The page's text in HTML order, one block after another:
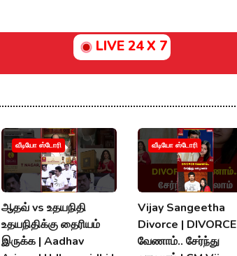
LIVE 24 X 7
வீடியோ ஸ்டோரி
ஆதவ் vs உதயநிதி
உதயநிதிக்கு தைரியம்
இருக்க | Aadhav
வீடியோ ஸ்டோரி
Vijay Sangeetha
Divorce | DIVORCE
வேணாம்.. சேர்ந்து